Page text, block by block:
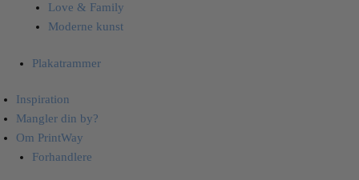
Love & Family
Moderne kunst
Plakatrammer
Inspiration
Mangler din by?
Om PrintWay
Forhandlere